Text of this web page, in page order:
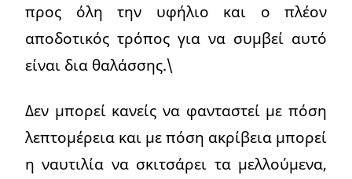
προς όλη την υφήλιο και ο πλέον
αποδοτικός τρόπος για να συμβεί αυτό
είναι δια θαλάσσης.\
Δεν μπορεί κανείς να φανταστεί με πόση
λεπτομέρεια και με πόση ακρίβεια μπορεί
η ναυτιλία να σκιτσάρει τα μελλούμενα,